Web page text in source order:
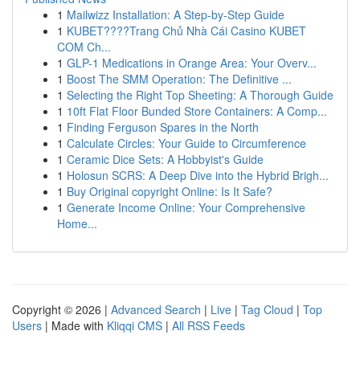
1 Mailwizz Installation: A Step-by-Step Guide
1 KUBET????️Trang Chủ Nhà Cái Casino KUBET
COM Ch...
1 GLP-1 Medications in Orange Area: Your Overv...
1 Boost The SMM Operation: The Definitive ...
1 Selecting the Right Top Sheeting: A Thorough Guide
1 10ft Flat Floor Bunded Store Containers: A Comp...
1 Finding Ferguson Spares in the North
1 Calculate Circles: Your Guide to Circumference
1 Ceramic Dice Sets: A Hobbyist's Guide
1 Holosun SCRS: A Deep Dive into the Hybrid Brigh...
1 Buy Original copyright Online: Is It Safe?
1 Generate Income Online: Your Comprehensive
Home...
Copyright © 2026 | Advanced Search | Live | Tag Cloud | Top
Users | Made with Kliqqi CMS | All RSS Feeds